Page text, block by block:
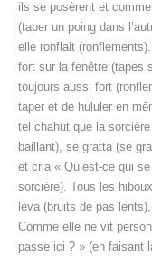
ils se posèrent et
(taper un poing dans
elle ronflait
fort sur la fenêtre (tapes
toujours aussi fort
taper et de hululer en
tel chahut que la
baillant), se gratta (se
et cria « Qu’est-ce qui
sorcière). Tous les
leva (bruits de pas
Comme elle ne vit
passe ici ? » (en faisant